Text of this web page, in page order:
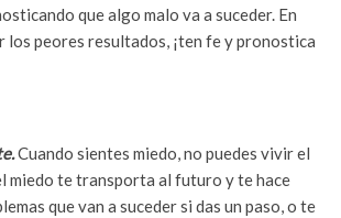
que algo malo va a suceder. En
los peores resultados, ¡ten fe y pronostica
Cuando sientes miedo, no puedes vivir el
miedo te transporta al futuro y te hace
que van a suceder si das un paso, o te